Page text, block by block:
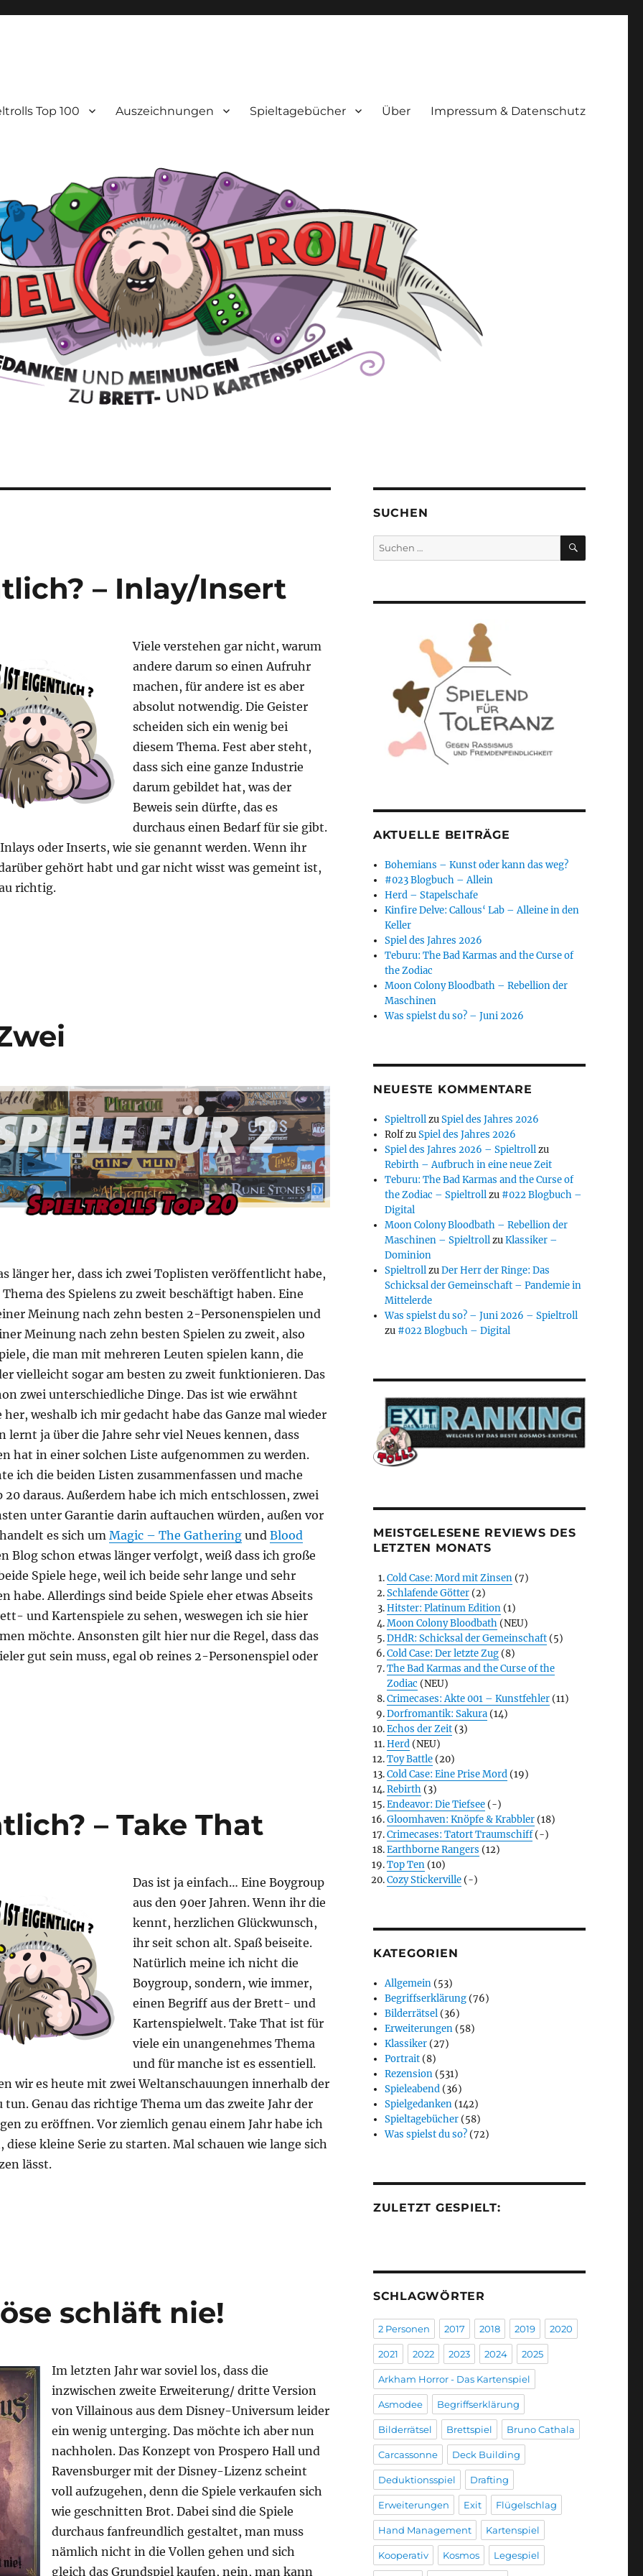
Top 100 Auszeichnungen Spieltagebücher Über Impressum & Datenschutz
– Inlay/Insert
Viele verstehen gar nicht, warum
andere darum so einen Aufruhr
machen, für andere ist es aber
absolut notwendig. Die Geister
scheiden sich ein wenig bei
diesem Thema. Fest aber steht,
dass sich eine ganze Industrie
darum gebildet hat, was der
Beweis sein dürfte, das es
durchaus einen Bedarf für sie gibt.
oder Inserts, wie sie genannt werden. Wenn ihr
gehört habt und gar nicht wisst was gemeint ist,
richtig.
– Inlay/Insert“
länger her, dass ich zwei Toplisten veröffentlicht habe,
des Spielens zu zweit beschäftigt haben. Eine
Meinung nach zehn besten 2-Personenspielen und
Meinung nach zehn besten Spielen zu zweit, also
die man mit mehreren Leuten spielen kann, die
vielleicht sogar am besten zu zweit funktionieren. Das
zwei unterschiedliche Dinge. Das ist wie erwähnt
her, weshalb ich mir gedacht habe das Ganze mal wieder
lernt ja über die Jahre sehr viel Neues kennen, dass
hat in einer solchen Liste aufgenommen zu werden.
ich die beiden Listen zusammenfassen und mache
20 daraus. Außerdem habe ich mich entschlossen, zwei
unter Garantie darin auftauchen würden, außen vor
es sich umMagic – The Gatheringund Blood
Blog schon etwas länger verfolgt, weiß dass ich große
Spiele hege, weil ich beide sehr lange und sehr
habe. Allerdings sind beide Spiele eher etwas Abseits
und Kartenspiele zu sehen, weswegen ich sie hier
möchte. Ansonsten gilt hier nur die Regel, dass das
gut sein muss, egal ob reines 2-Personenspiel oder
Zwei“
– Take That
Das ist ja einfach… Eine Boygroup
aus den 90er Jahren. Wenn ihr die
kennt, herzlichen Glückwunsch,
ihr seit schon alt. Spaß beiseite.
Natürlich meine ich nicht die
Boygroup, sondern, wie immer,
einen Begriff aus der Brett- und
Kartenspielwelt. Take That ist für
viele ein unangenehmes Thema
und für manche ist es essentiell.
wir es heute mit zwei Weltanschauungen innerhalb der
Genau das richtige Thema um das zweite Jahr der
zu eröffnen. Vor ziemlich genau einem Jahr habe ich
kleine Serie zu starten. Mal schauen wie lange sich
lässt.
– Take That“
schläft nie!
Im letzten Jahr war soviel los, dass die
inzwischen zweite Erweiterung/ dritte Version
von Villainous aus dem Disney-Universum leider
ein wenig unterging. Das möchte ich aber nun
nachholen. Das Konzept von Prospero Hall und
Ravensburger mit der Disney-Lizenz scheint
voll aufzugehen, denn die Spiele verkaufen sich
wie geschnitten Brot. Dabei sind die Spiele
durchaus fanfreundlich gestaltet, man muss
nämlich nicht in die Vollen gehen und sich
gleich das Grundspiel kaufen, nein, man kann
SUCHEN
Suchen
nach:
SUCHEN
AKTUELLE BEITRÄGE
Bohemians – Kunst oder kann das weg?
#023 Blogbuch – Allein
Herd – Stapelschafe
Kinfire Delve: Callous‘ Lab – Alleine in den
Keller
Spiel des Jahres 2026
Teburu: The Bad Karmas and the Curse of
the Zodiac
Moon Colony Bloodbath – Rebellion der
Maschinen
Was spielst du so? – Juni 2026
NEUESTE KOMMENTARE
SpieltrollzuSpiel des Jahres 2026
RolfzuSpiel des Jahres 2026
Spiel des Jahres 2026 – Spieltrollzu
Rebirth – Aufbruch in eine neue Zeit
Teburu: The Bad Karmas and the Curse of
the Zodiac – Spieltrollzu #022 Blogbuch –
Digital
Moon Colony Bloodbath – Rebellion der
Maschinen – SpieltrollzuKlassiker –
Dominion
SpieltrollzuDer Herr der Ringe: Das
Schicksal der Gemeinschaft – Pandemie in
Mittelerde
Was spielst du so? – Juni 2026 – Spieltroll
zu #022 Blogbuch – Digital
MEISTGELESENE REVIEWS DES
LETZTEN MONATS
Cold Case: Mord mit Zinsen (7)
Schlafende Götter (2)
Hitster: Platinum Edition (1)
Moon Colony Bloodbath (NEU)
DHdR: Schicksal der Gemeinschaft (5)
Cold Case: Der letzte Zug (8)
The Bad Karmas and the Curse of the
Zodiac (NEU)
Crimecases: Akte 001 – Kunstfehler (11)
Dorfromantik: Sakura (14)
Echos der Zeit (3)
Herd (NEU)
Toy Battle (20)
Cold Case: Eine Prise Mord (19)
Rebirth (3)
Endeavor: Die Tiefsee (-)
Gloomhaven: Knöpfe & Krabbler (18)
Crimecases: Tatort Traumschiff(-)
Earthborne Rangers (12)
Top Ten (10)
Cozy Stickerville (-)
KATEGORIEN
Allgemein (53)
Begriffserklärung (76)
Bilderrätsel (36)
Erweiterungen (58)
Klassiker (27)
Portrait (8)
Rezension (531)
Spieleabend (36)
Spielgedanken (142)
Spieltagebücher (58)
Was spielst du so? (72)
ZULETZT GESPIELT:
SCHLAGWÖRTER
2 Personen 2017 2018 2019 2020
2021 2022 2023 2024 2025
Arkham Horror - Das Kartenspiel
Asmodee Begriffserklärung
Bilderrätsel Brettspiel Bruno Cathala
Carcassonne Deck Building
Deduktionsspiel Drafting
Erweiterungen Exit Flügelschlag
Hand Management Kartenspiel
Kooperativ Kosmos Legespiel